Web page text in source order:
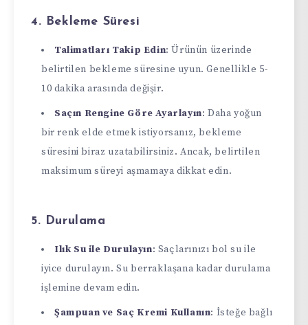
4. Bekleme Süresi
Talimatları Takip Edin: Ürünün üzerinde
belirtilen bekleme süresine uyun. Genellikle 5-
10 dakika arasında değişir.
Saçın Rengine Göre Ayarlayın: Daha yoğun
bir renk elde etmek istiyorsanız, bekleme
süresini biraz uzatabilirsiniz. Ancak, belirtilen
maksimum süreyi aşmamaya dikkat edin.
5. Durulama
Ilık Su ile Durulayın: Saçlarınızı bol su ile
iyice durulayın. Su berraklaşana kadar durulama
işlemine devam edin.
Şampuan ve Saç Kremi Kullanın: İsteğe bağlı